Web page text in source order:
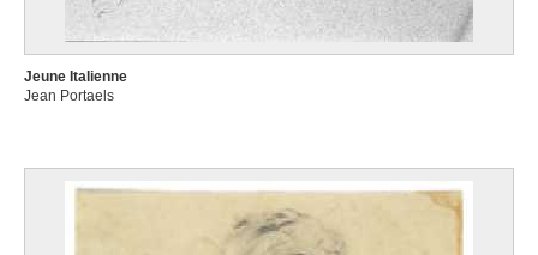
Jeune Italienne
Jean Portaels